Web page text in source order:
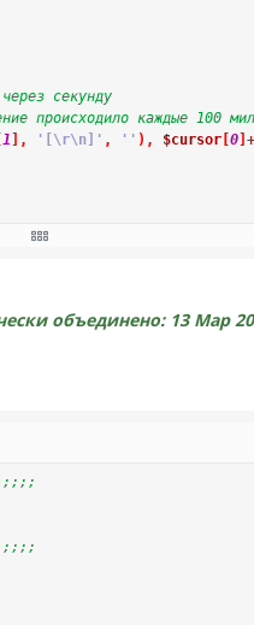
секунду
происходило каждые 100
1 , '[\r\n]' , '' ) , $cursor[ 0] +
объединено: 13 Мар